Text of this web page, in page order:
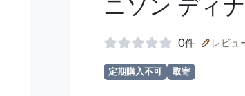
ニソン ディ
0件 レビュ
定期購入不可 取寄